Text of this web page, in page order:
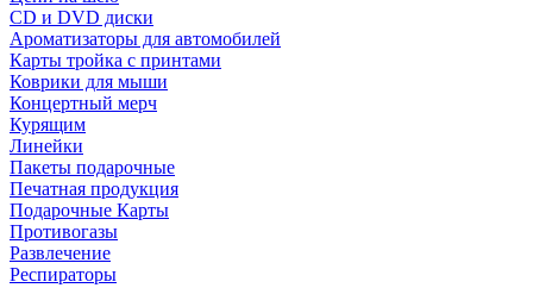
CD и DVD диски
Ароматизаторы для автомобилей
Карты тройка с принтами
Коврики для мыши
Концертный мерч
Курящим
Линейки
Пакеты подарочные
Печатная продукция
Подарочные Карты
Противогазы
Развлечение
Респираторы